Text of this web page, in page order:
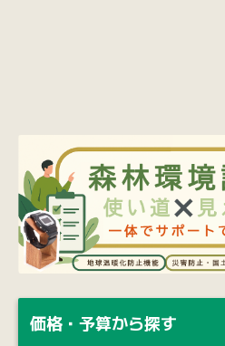
価格・予算から探す